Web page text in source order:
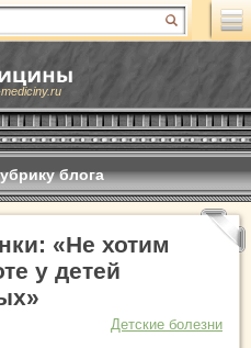
блога
«Не хотим
у детей
Детские болезни